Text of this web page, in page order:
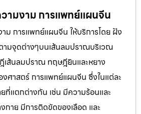
วามงาม การแพทย์แผนจีน
ม การแพทย์แผนจีน ให้บริการโดย ฝัง
ามจุดต่างๆบนเส้นลมปราณบริเวณ
เส้นลมปราณ ทฤษฎียินและหยาง
ศาสตร์ การแพทย์แผนจีน ซึ่งในแต่ละ
ที่แตกต่างกัน เช่น มีความร้อนและ
กาย มีการติดขัดของเลือด และ